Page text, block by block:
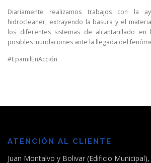
Diariamente realizamos trabajos con la
hidrocleaner, extrayendo la basura y el
los diferentes sistemas de alcantarillado en
posibles inundaciones ante la llegada del
#EpamilEnAcción
ATENCIÓN AL CLIENTE
Juan Montalvo y Bolivar (Edificio